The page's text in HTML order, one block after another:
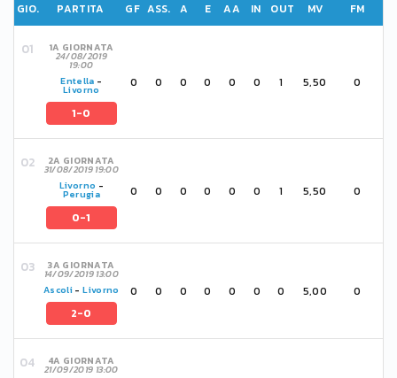
GIO. PARTITA GF ASS. A E AA IN OUT MV FM
1A GIORNATA
24/08/2019
19:00
Entella -
Livorno
1-0
0 0 0 0 0 0 1 5,50 0
2A GIORNATA
31/08/2019 19:00
Livorno -
Perugia
0-1
0 0 0 0 0 0 1 5,50 0
3A GIORNATA
14/09/2019 13:00
Ascoli -Livorno
2-0
0 0 0 0 0 0 0 5,00 0
4A GIORNATA
21/09/2019 13:00